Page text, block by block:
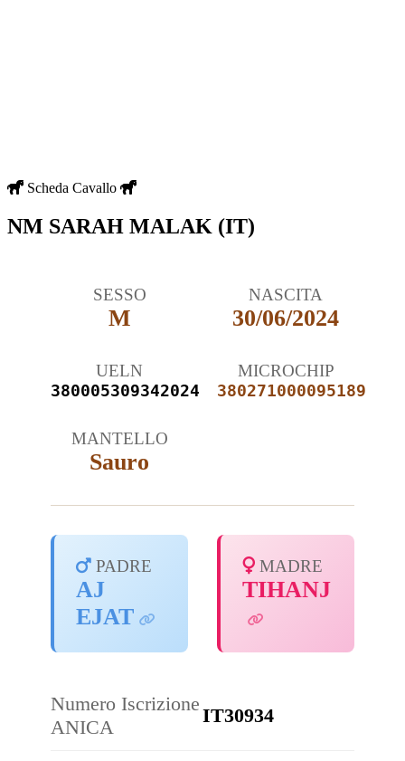
Scheda Cavallo
NM SARAH MALAK (IT)
SESSO
M
NASCITA
30/06/2024
UELN
380005309342024
MICROCHIP
380271000095189
MANTELLO
Sauro
PADRE
AJ
EJAT
MADRE
TIHANJ
Numero Iscrizione
ANICA
IT30934